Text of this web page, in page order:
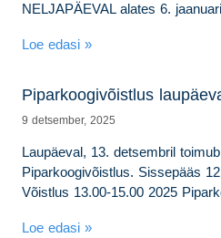
NELJAPÄEVAL alates 6.
Loe edasi »
Piparkoogivõistlus
9 detsember, 2025
Laupäeval, 13. detsembril
Piparkoogivõistlus. Sissepääs
Võistlus 13.00-15.00 2025
Loe edasi »